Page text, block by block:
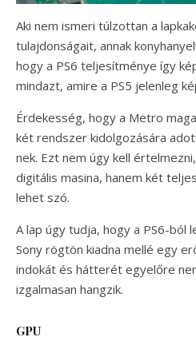
Aki nem ismeri túlzottan a
tulajdonságait, annak
hogy a PS6 teljesítménye így
mindazt, amire a PS5 jelenleg
Érdekesség, hogy a Metro
két rendszer kidolgozására
nek. Ezt nem úgy kell
digitális masina, hanem két
lehet szó.
A lap úgy tudja, hogy a PS6-ból
Sony rögtön kiadna mellé egy
indokát és hátterét egyelőre
izgalmasan hangzik.
GPU